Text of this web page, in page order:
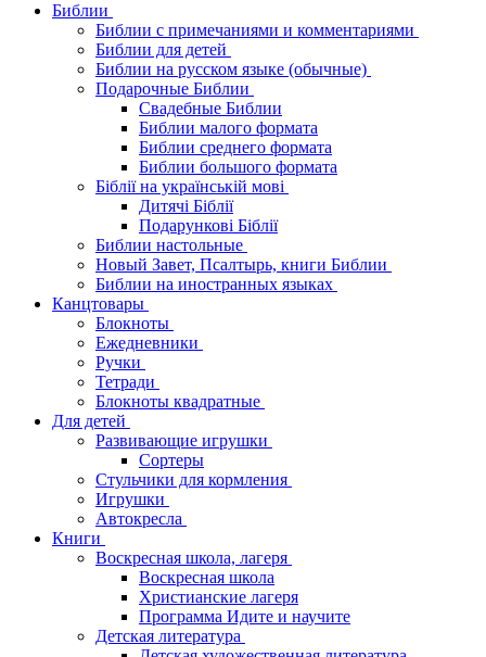
Библии
Библии с примечаниями и комментариями
Библии для детей
Библии на русском языке (обычные)
Подарочные Библии
Свадебные Библии
Библии малого формата
Библии среднего формата
Библии большого формата
Біблії на українській мові
Дитячі Біблії
Подарункові Біблії
Библии настольные
Новый Завет, Псалтырь, книги Библии
Библии на иностранных языках
Канцтовары
Блокноты
Ежедневники
Ручки
Тетради
Блокноты квадратные
Для детей
Развивающие игрушки
Сортеры
Стульчики для кормления
Игрушки
Автокресла
Книги
Воскресная школа, лагеря
Воскресная школа
Христианские лагеря
Программа Идите и научите
Детская литература